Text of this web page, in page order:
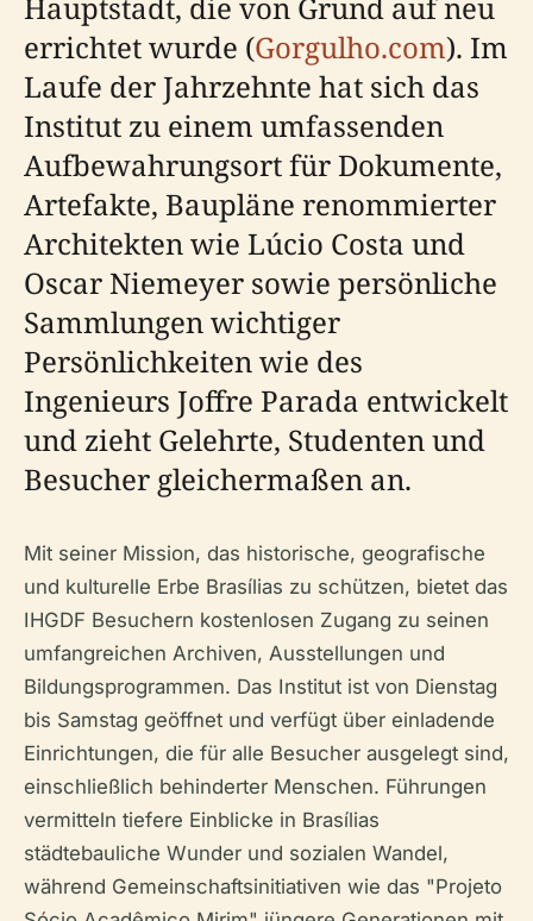
errichtet wurde (Gorgulho.com). Im
Laufe der Jahrzehnte hat sich das
Institut zu einem umfassenden
Aufbewahrungsort für Dokumente,
Artefakte, Baupläne renommierter
Architekten wie Lúcio Costa und
Oscar Niemeyer sowie persönliche
Sammlungen wichtiger
Persönlichkeiten wie des
Ingenieurs Joffre Parada entwickelt
und zieht Gelehrte, Studenten und
Besucher gleichermaßen an.
Mit seiner Mission, das historische, geografische
und kulturelle Erbe Brasílias zu schützen, bietet das
IHGDF Besuchern kostenlosen Zugang zu seinen
umfangreichen Archiven, Ausstellungen und
Bildungsprogrammen. Das Institut ist von Dienstag
bis Samstag geöffnet und verfügt über einladende
Einrichtungen, die für alle Besucher ausgelegt sind,
einschließlich behinderter Menschen. Führungen
vermitteln tiefere Einblicke in Brasílias
städtebauliche Wunder und sozialen Wandel,
während Gemeinschaftsinitiativen wie das "Projeto